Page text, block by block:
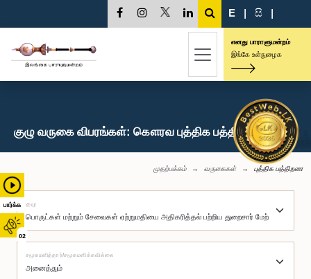
பார்க்க
02
E | සි |
எனது பாராளுமன்றம்
இங்கே உள்நுழைக
குழு வருகை விபரங்கள்: கௌரவ புத்திக பத்திறண, பா.உ.
முதற்பக்கம் வருகைகள் புத்திக பத்திறண
குழு
சமூகமளித்தார்/சமூகமளிக்கவில்லை